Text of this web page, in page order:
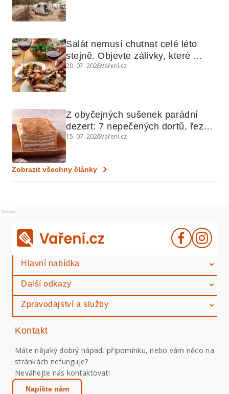
Salát nemusí chutnat celé léto
stejně. Objevte zálivky, které
využijete i na maso, nudle nebo
20. 07. 2026Vaření.cz
Z obyčejných sušenek parádní
dezert: 7 nepečených dortů, řezů
a koláčů
15. 07. 2026Vaření.cz
Zobrazit všechny články
Reklama
Hlavní nabídka
Další odkazy
Zpravodajství a služby
Kontakt
Máte nějaký dobrý nápad, připomínku, nebo vám něco na
stránkách nefunguje?
Neváhejte nás kontaktovat!
Napište nám